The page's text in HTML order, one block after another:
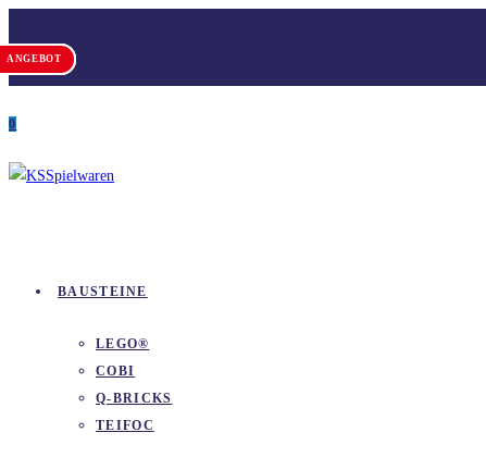
Inhalt
springen
Versandkostenfrei ab 100 €
0
BAUSTEINE
LEGO®
COBI
Q-BRICKS
TEIFOC
ANGEBOT
ANGEBOT
ANGEBOT